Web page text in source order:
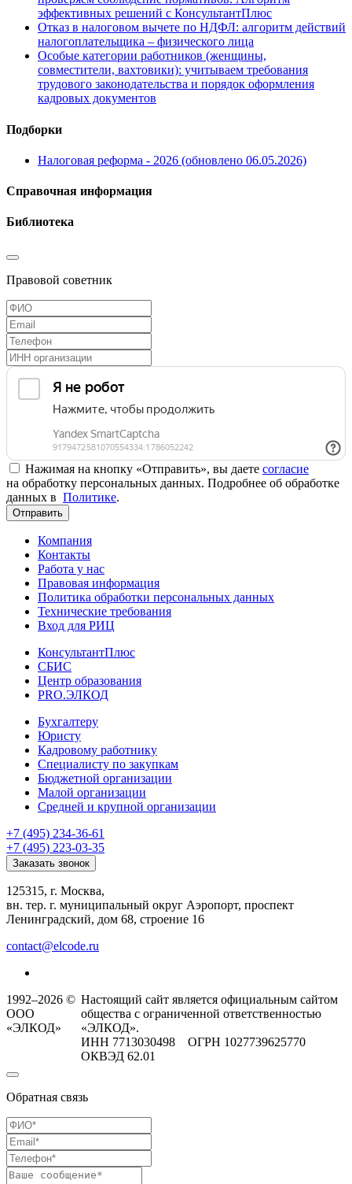
эффективных решений с КонсультантПлюс
Отказ в налоговом вычете по НДФЛ: алгоритм действий
налогоплательщика – физического лица
Особые категории работников (женщины,
совместители, вахтовики): учитываем требования
трудового законодательства и порядок оформления
кадровых документов
Подборки
Налоговая реформа - 2026 (обновлено 06.05.2026)
Справочная информация
Библиотека
Правовой советник
Нажимая на кнопку «Отправить», вы даете согласие
на обработку персональных данных. Подробнее об обработке
данных в Политике.
Отправить
Компания
Контакты
Работа у нас
Правовая информация
Политика обработки персональных данных
Технические требования
Вход для РИЦ
КонсультантПлюс
СБИС
Центр образования
PRO.ЭЛКОД
Бухгалтеру
Юристу
Кадровому работнику
Специалисту по закупкам
Бюджетной организации
Малой организации
Средней и крупной организации
+7 (495) 234-36-61
+7 (495) 223-03-35
Заказать звонок
125315, г. Москва,
вн. тер. г. муниципальный округ Аэропорт, проспект
Ленинградский, дом 68, строение 16
contact@elcode.ru
1992–2026 ©
ООО
«ЭЛКОД»
Настоящий сайт является официальным сайтом
общества с ограниченной ответственностью
«ЭЛКОД».
ИНН 7713030498 ОГРН 1027739625770
ОКВЭД 62.01
Обратная связь